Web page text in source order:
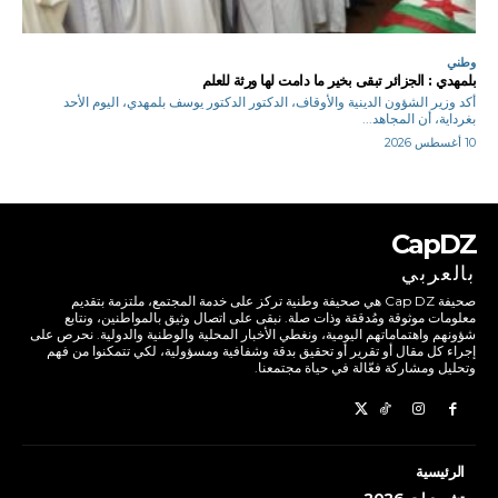
وطني
بلمهدي : الجزائر تبقى بخير ما دامت لها ورثة للعلم
أكد وزير الشؤون الدينية والأوقاف، الدكتور الدكتور يوسف بلمهدي، اليوم الأحد
بغرداية، أن المجاهد...
10 أغسطس 2026
CapDZ
بالعربي
صحيفة Cap DZ هي صحيفة وطنية تركز على خدمة المجتمع، ملتزمة بتقديم
معلومات موثوقة ومُدققة وذات صلة. نبقى على اتصال وثيق بالمواطنين، ونتابع
شؤونهم واهتماماتهم اليومية، ونغطي الأخبار المحلية والوطنية والدولية. نحرص على
إجراء كل مقال أو تقرير أو تحقيق بدقة وشفافية ومسؤولية، لكي تتمكنوا من فهم
وتحليل ومشاركة فعّالة في حياة مجتمعنا.
الرئيسية